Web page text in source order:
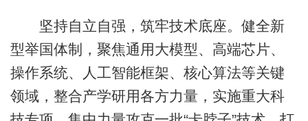
坚持自立自强，筑牢技术底座。健全新
型举国体制，聚焦通用大模型、高端芯片、
操作系统、人工智能框架、核心算法等关键
领域，整合产学研用各方力量，实施重大科